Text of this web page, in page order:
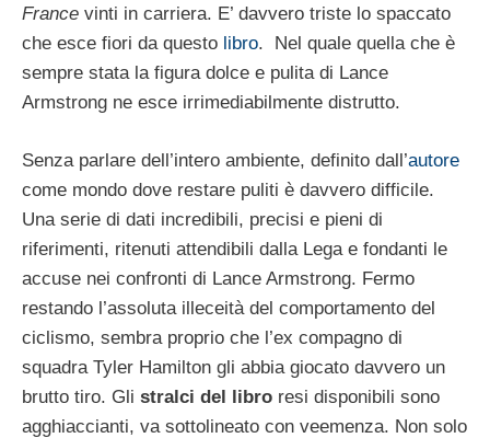
France vinti in carriera. E’ davvero triste lo spaccato
che esce fiori da questo libro. Nel quale quella che è
sempre stata la figura dolce e pulita di Lance
Armstrong ne esce irrimediabilmente distrutto.
Senza parlare dell’intero ambiente, definito dall’autore
come mondo dove restare puliti è davvero difficile.
Una serie di dati incredibili, precisi e pieni di
riferimenti, ritenuti attendibili dalla Lega e fondanti le
accuse nei confronti di Lance Armstrong. Fermo
restando l’assoluta illeceità del comportamento del
ciclismo, sembra proprio che l’ex compagno di
squadra Tyler Hamilton gli abbia giocato davvero un
brutto tiro. Gli stralci del libro resi disponibili sono
agghiaccianti, va sottolineato con veemenza. Non solo